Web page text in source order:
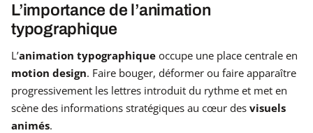
L’importance de l’animation
typographique
L’animation typographique occupe une place centrale en
motion design. Faire bouger, déformer ou faire apparaître
progressivement les lettres introduit du rythme et met en
scène des informations stratégiques au cœur des visuels
animés.